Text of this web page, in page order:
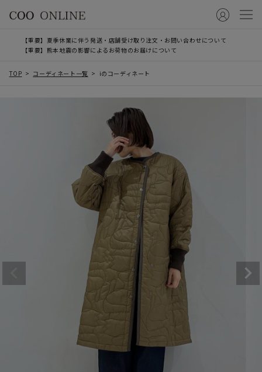
【重要】夏季休業に伴う発送・店舗受け取り注文・お問い合わせについて
【重要】熊本地震の影響によるお荷物のお届けについて
TOP コーディネート一覧 iのコーディネート